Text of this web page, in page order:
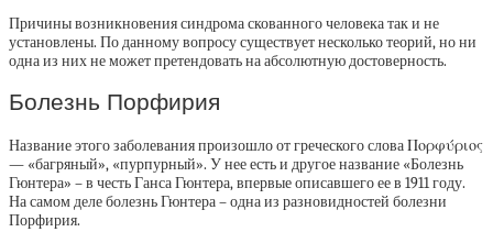
Причины возникновения синдрома скованного человека так и не
установлены. По данному вопросу существует несколько теорий, но ни
одна из них не может претендовать на абсолютную достоверность.
Болезнь Порфирия
Название этого заболевания произошло от греческого слова Πορφύριος
— «багряный», «пурпурный». У нее есть и другое название «Болезнь
Гюнтера» – в честь Ганса Гюнтера, впервые описавшего ее в 1911 году.
На самом деле болезнь Гюнтера – одна из разновидностей болезни
Порфирия.